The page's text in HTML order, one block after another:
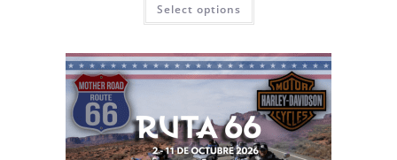
Select options